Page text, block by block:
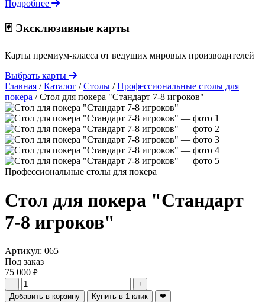
Подробнее
🃏 Эксклюзивные карты
Карты премиум-класса от ведущих мировых производителей
Выбрать карты
Главная / Каталог / Столы / Профессиональные столы для
покера / Стол для покера "Стандарт 7-8 игроков"
Профессиональные столы для покера
Стол для покера "Стандарт
7-8 игроков"
Артикул: 065
Под заказ
75 000 ₽
−
+
Добавить в корзину
Купить в 1 клик ❤